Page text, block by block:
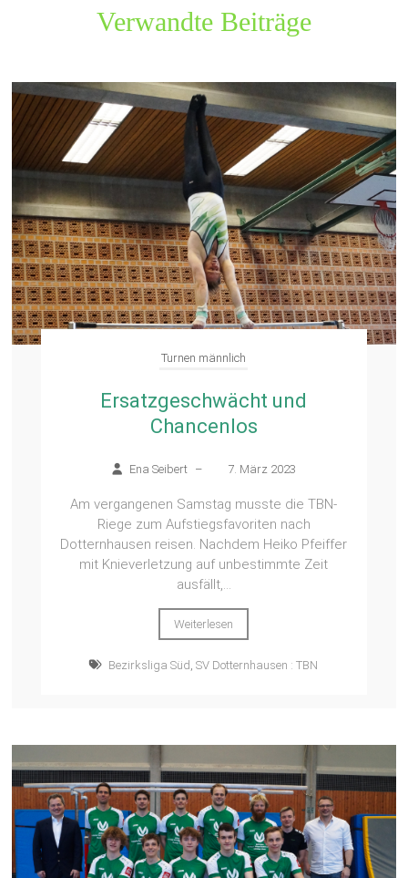
Verwandte Beiträge
Turnen männlich
Ersatzgeschwächt und
Chancenlos
Ena Seibert – 7. März 2023
Am vergangenen Samstag musste die TBN-
Riege zum Aufstiegsfavoriten nach
Dotternhausen reisen. Nachdem Heiko Pfeiffer
mit Knieverletzung auf unbestimmte Zeit
ausfällt,...
Weiterlesen
Bezirksliga Süd , SV Dotternhausen : TBN